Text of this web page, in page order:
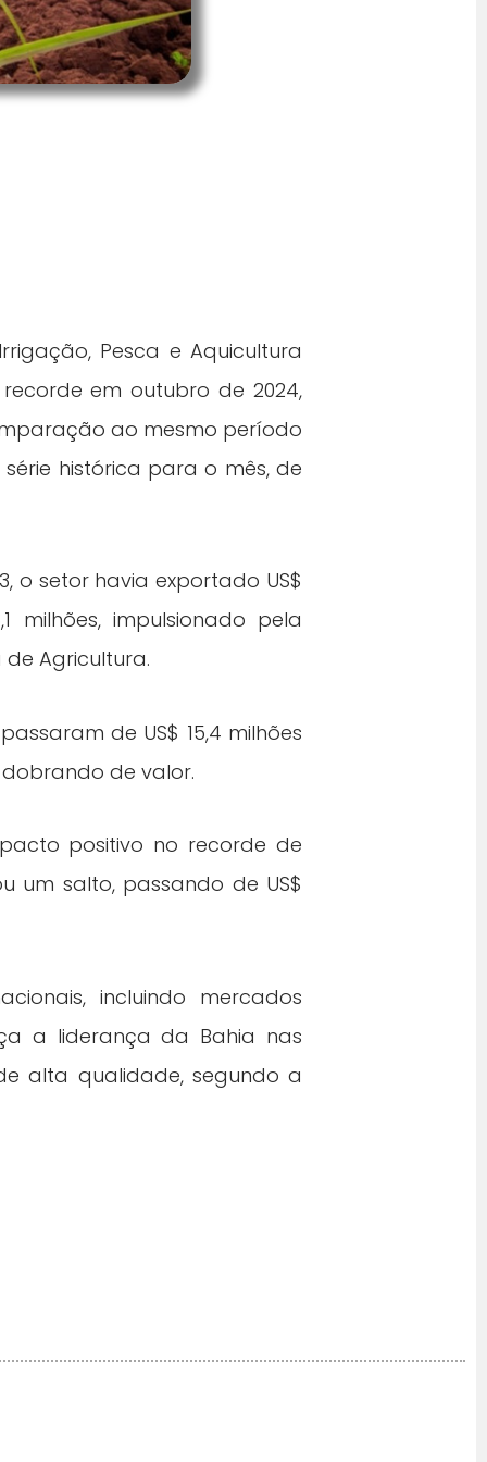
Pesca e Aquicultura
em outubro de 2024,
ao mesmo período
histórica para o mês, de
o setor havia exportado US$
milhões, impulsionado pela
Agricultura.
de US$ 15,4 milhões
dobrando de valor.
positivo no recorde de
um salto, passando de US$
incluindo mercados
a liderança da Bahia nas
alta qualidade, segundo a